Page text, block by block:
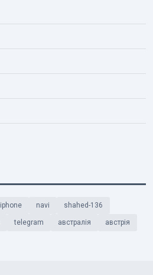
iphone navi shahed-136
telegram австралія австрія